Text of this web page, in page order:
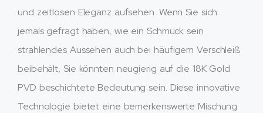
und zeitlosen Eleganz aufsehen. Wenn Sie sich
jemals gefragt haben, wie ein Schmuck sein
strahlendes Aussehen auch bei häufigem Verschleiß
beibehält, Sie könnten neugierig auf die 18K Gold
PVD beschichtete Bedeutung sein. Diese innovative
Technologie bietet eine bemerkenswerte Mischung